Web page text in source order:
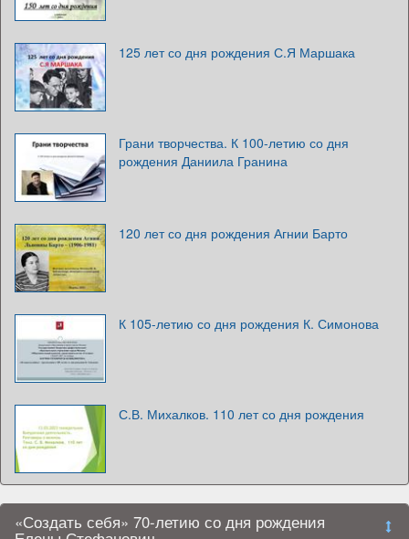
125 лет со дня рождения С.Я Маршака
Грани творчества. К 100-летию со дня
рождения Даниила Гранина
120 лет со дня рождения Агнии Барто
К 105-летию со дня рождения К. Симонова
С.В. Михалков. 110 лет со дня рождения
«Создать себя» 70-летию со дня рождения